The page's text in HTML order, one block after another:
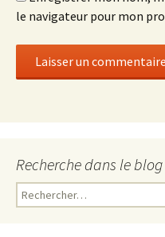
le navigateur pour mon
Recherche dans le blog
R
e